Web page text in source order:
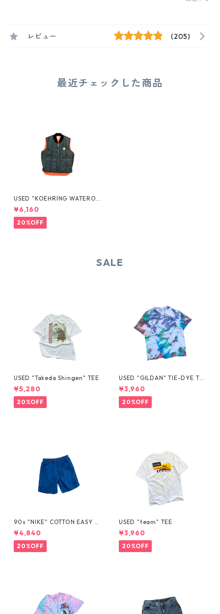
レビュー (205)
最近チェックした商品
USED "KOEHRING WATEROU
S" REVERSIBLE PADED VEST
¥6,160
20%OFF
SALE
USED "Takeda Shingen" TEE
¥5,280
20%OFF
USED "GILDAN" TIE-DYE TE
E
¥3,960
20%OFF
90s "NIKE" COTTON EASY S
HORTS
¥4,840
20%OFF
USED "team" TEE
¥3,960
20%OFF